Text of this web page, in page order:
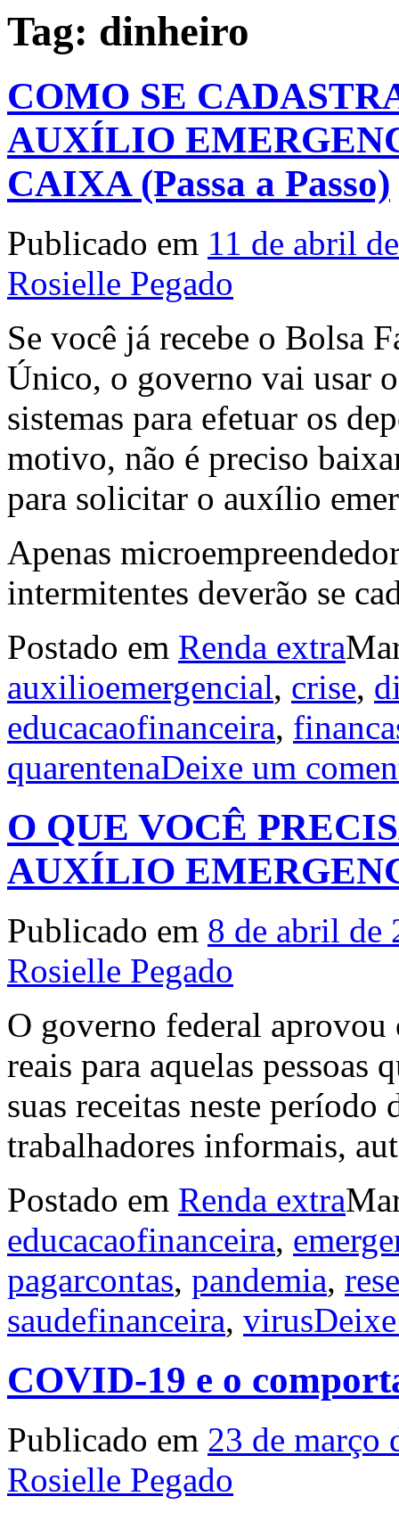
Tag: dinheiro
COMO SE
AUXÍLIO
CAIXA (Passa a Passo)
Publicado em 11 de abril
Rosielle Pegado
Se você já recebe o Bolsa
Único, o governo vai usar
sistemas para efetuar os
motivo, não é preciso
para solicitar o auxílio
Apenas
intermitentes deverão se
Postado em Renda extra
auxilioemergencial, crise,
educacaofinanceira,
quarentenaDeixe um
O QUE VOCÊ
AUXÍLIO
Publicado em 8 de abril de
Rosielle Pegado
O governo federal
reais para aquelas pessoas
suas receitas neste
trabalhadores informais,
Postado em Renda extra
educacaofinanceira,
pagarcontas, pandemia,
saudefinanceira, virus
COVID-19 e o
Publicado em 23 de março
Rosielle Pegado